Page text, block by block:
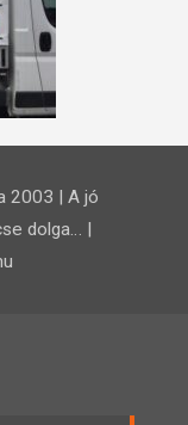
2003 | A jó
dolga… |